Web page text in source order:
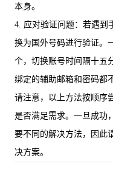
本身。
4. 应对验证问题：若遇到
换为国外号码进行验证。
个，切换账号时间隔十五
绑定的辅助邮箱和密码都
请注意，以上方法按顺序
是否满足需求。一旦成功
要不同的解决方法，因此
决方案。